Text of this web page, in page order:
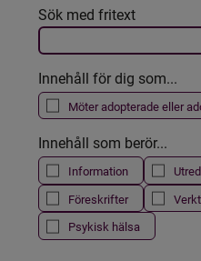
Filtrera resultatet
Det här formuläret
Sök med fritext
Innehåll för dig som...
Möter adopterade eller
Innehåll som berör...
Information
Föreskrifter
Psykisk hälsa